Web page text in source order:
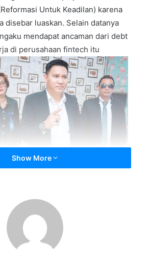
Untuk Keadilan) karena
disebar luaskan. Selain datanya
mendapat ancaman dari debt
di perusahaan fintech itu
laporan salah satu fintech atau
kami duga ilegal melakukan tindakan
dari beberapa korban. Di sini ada
Show More